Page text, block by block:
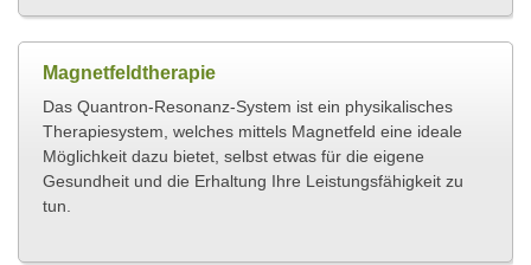
Magnetfeldtherapie
Das Quantron-Resonanz-System ist ein physikalisches
Therapiesystem, welches mittels Magnetfeld eine ideale
Möglichkeit dazu bietet, selbst etwas für die eigene
Gesundheit und die Erhaltung Ihre Leistungsfähigkeit zu
tun.